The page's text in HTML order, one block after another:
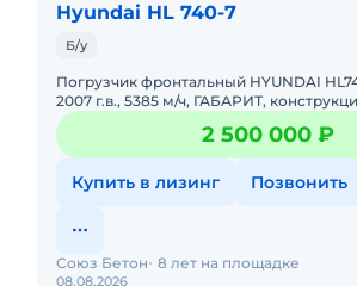
Hyundai HL 740-7
Б/у
Погрузчик фронтальный HYUNDAI
2007 г.в., 5385 м/ч, ГАБАРИТ,
11500 кг., двигатель Cuммins QSB5.9-C
(производство СШ
2 500 000 ₽
Купить в лизинг Позвонить
08.08.2026
Союз Бетон 8 лет на площадке